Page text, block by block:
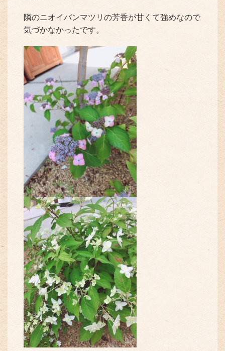
隣のニオイバンマツリの芳香が甘くて強めなので
気づかなかったです。